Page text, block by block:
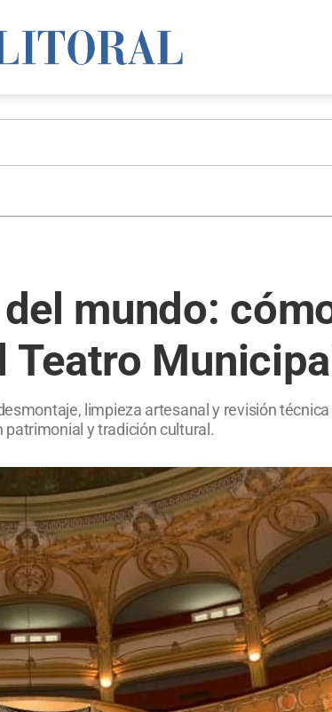
mundo:
Teatro Municipal
limpieza artesanal y revisión
y tradición cultural.